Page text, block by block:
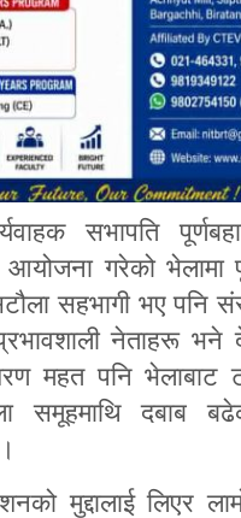
सभापति
गरेको भेलामा
सहभागी भए पनि
नेताहरू भने
महत पनि भेलाबाट
समूहमाथि दबाब
मुद्दालाई लिएर